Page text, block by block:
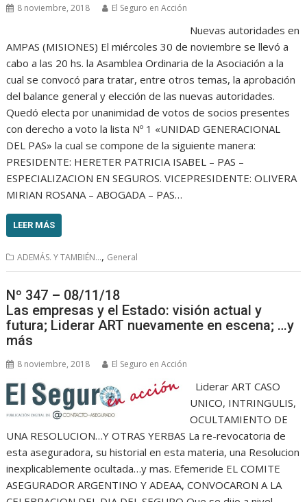
8 noviembre, 2018 El Seguro en Acción
Nuevas autoridades en
AMPAS (MISIONES) El miércoles 30 de noviembre se llevó a
cabo a las 20 hs. la Asamblea Ordinaria de la Asociación a la
cual se convocó para tratar, entre otros temas, la aprobación
del balance general y elección de las nuevas autoridades.
Quedó electa por unanimidad de votos de socios presentes
con derecho a voto la lista Nº 1 «UNIDAD GENERACIONAL
DEL PAS» la cual se compone de la siguiente manera:
PRESIDENTE: HERETER PATRICIA ISABEL – PAS –
ESPECIALIZACION EN SEGUROS. VICEPRESIDENTE: OLIVERA
MIRIAN ROSANA – ABOGADA – PAS…
LEER MÁS
ADEMÁS. Y TAMBIÉN..., General
Nº 347 – 08/11/18
Las empresas y el Estado: visión actual y
futura; Liderar ART nuevamente en escena; …y
más
8 noviembre, 2018 El Seguro en Acción
Liderar ART CASO
UNICO, INTRINGULIS,
OCULTAMIENTO DE
UNA RESOLUCION…Y OTRAS YERBAS La re-revocatoria de
esta aseguradora, su historial en esta materia, una Resolucion
inexplicablemente ocultada…y mas. Efemeride EL COMITE
ASEGURADOR ARGENTINO Y ADEAA, CONVOCARON A LA